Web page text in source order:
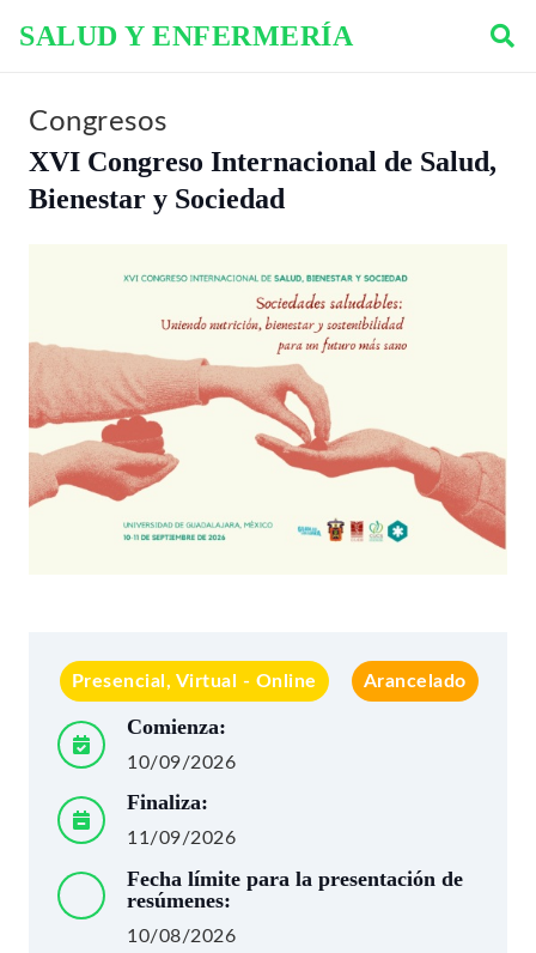
SALUD Y ENFERMERÍA
Congresos
XVI Congreso Internacional de Salud,
Bienestar y Sociedad
Presencial, Virtual - Online Arancelado
Comienza:
10/09/2026
Finaliza:
11/09/2026
Fecha límite para la presentación de
resúmenes:
10/08/2026